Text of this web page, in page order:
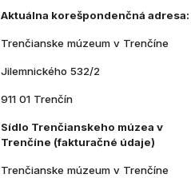
Aktuálna korešpondenčná adresa:
Trenčianske múzeum v Trenčíne
Jilemnického 532/2
911 01 Trenčín
Sídlo Trenčianskeho múzea v
Trenčíne (fakturačné údaje)
Trenčianske múzeum v Trenčíne